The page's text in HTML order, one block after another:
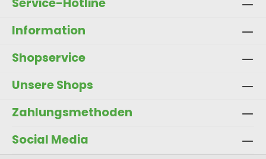
Service-Hotline
Information
Shopservice
Unsere Shops
Zahlungsmethoden
Social Media